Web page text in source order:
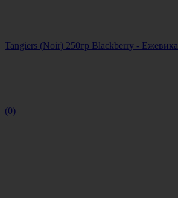
Tangiers (Noir) 250гр Blackberry - Ежевика
(0)